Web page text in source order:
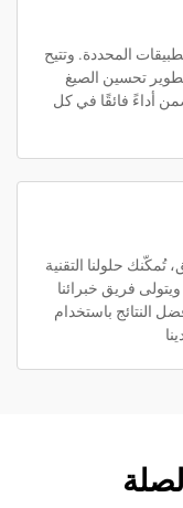
المحددة. وتتيح
تحسين الصيغ
أداءً فائقًا في كل
حلولنا التقنية
فريق خبرائنا
باستخدام